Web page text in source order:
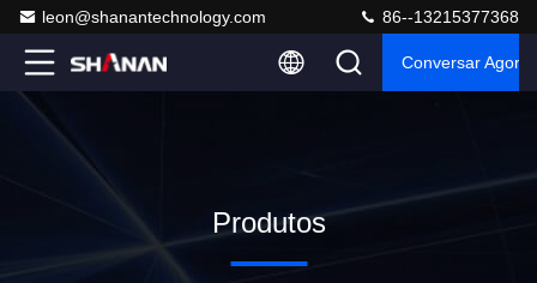
leon@shanantechnology.com 86--13215377368
Conversar Agora
Produtos